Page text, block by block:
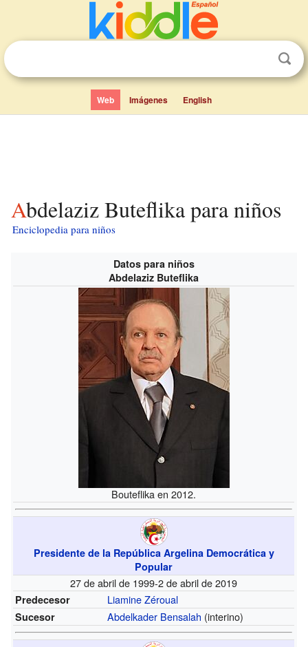
Web Imágenes English
Abdelaziz Buteflika para niños
Enciclopedia para niños
Datos para niños
Abdelaziz Buteflika
Bouteflika en 2012.
Presidente de la República Argelina Democrática y
Popular
27 de abril de 1999-2 de abril de 2019
Predecesor Liamine Zéroual
Sucesor Abdelkader Bensalah (interino)